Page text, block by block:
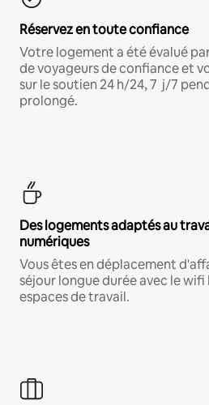
Réservez en toute confiance
Votre logement a été évalué
de voyageurs de confiance et
sur le soutien 24 h/24, 7 j/7
prolongé.
Des logements adaptés au
numériques
Vous êtes en déplacement
séjour longue durée avec le
espaces de travail.